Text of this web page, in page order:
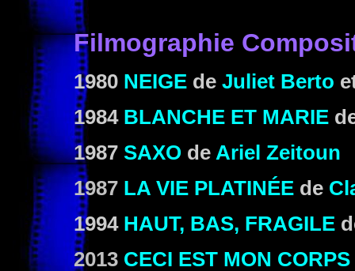
Filmographie
1980 NEIGE de Juliet Berto
1984 BLANCHE ET MARIE
1987 SAXO de Ariel Zeitoun
1987 LA VIE PLATINÉE de
1994 HAUT, BAS, FRAGILE
2013 CECI EST MON CORPS